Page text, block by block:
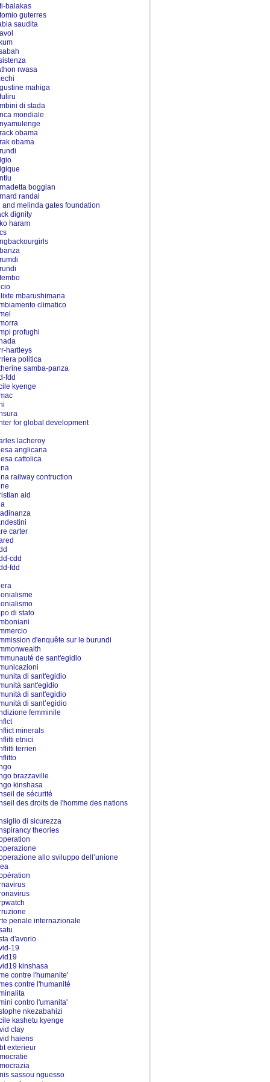
balakas
guterres
saudita
rwasa
mahiga
di stada
mondiale
obama
obama
boggian
randal
and melinda gates foundation
dignity
haram
mbarushimana
climatico
profughi
hartleys
politica
samba-panza
fdd
kyenge
for global development
lacheroy
anglicana
cattolica
railway contruction
aid
carter
cdd
fdd
di stato
d'enquête sur le burundi
de sant'egidio
di sant'egidio
sant'egidio
di sant'egidio
di sant’egidio
femminile
minerals
etnici
terrieri
brazzaville
kinshasa
de sécurité
des droits de l'homme des nations
di sicurezza
theories
allo sviluppo dell’unione
penale internazionale
d'avorio
19
kinshasa
contre l'humanite'
contre l'humanité
contro l'umanita'
nkezabahizi
kashetu kyenge
clay
haiens
exterieur
sassou nguesso